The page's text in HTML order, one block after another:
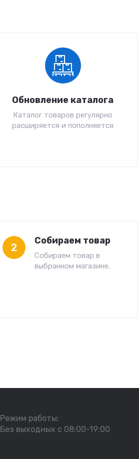
Обновление каталога
Каталог товаров регулярно
расширяется и пополняется
2
Собираем товар
Собираем товар в
выбранном магазине.
Режим работы:
Без выходных с 08:00-19:00